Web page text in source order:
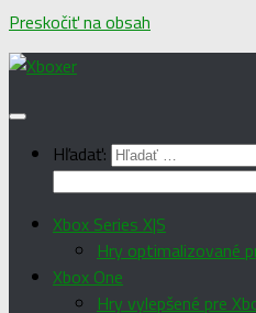
Preskočiť na obsah
Hľadať:
Xbox Series X|S
Hry optimalizované
Xbox One
Hry vylepšené pre